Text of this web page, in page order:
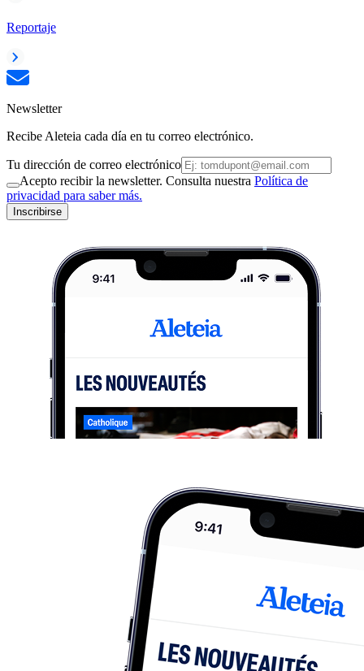
Reportaje
Newsletter
Recibe Aleteia cada día en tu correo electrónico.
Tu dirección de correo electrónico
Acepto recibir la newsletter. Consulta nuestra Política de
privacidad para saber más.
Inscribirse